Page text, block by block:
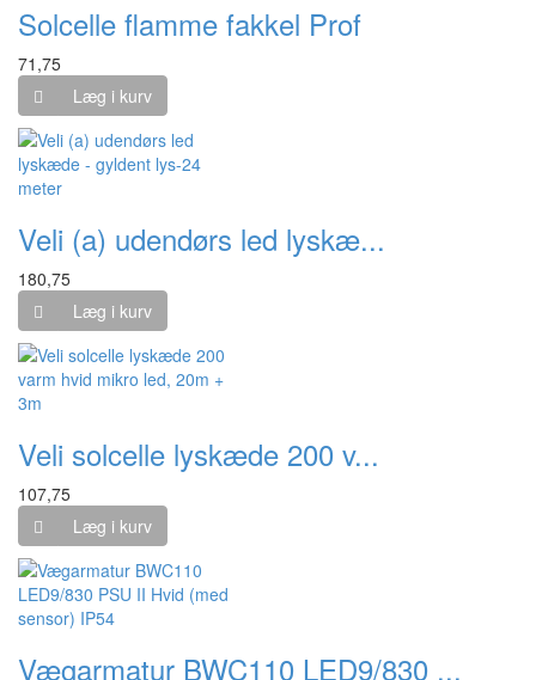
Solcelle flamme fakkel Prof
71,75
Læg i kurv
Veli (a) udendørs led lyskæ...
180,75
Læg i kurv
Veli solcelle lyskæde 200 v...
107,75
Læg i kurv
Vægarmatur BWC110 LED9/830 ...